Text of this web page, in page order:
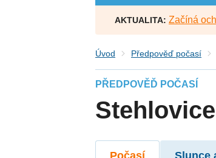
AKTUALITA: Začíná
Úvod Předpověď počasí
PŘEDPOVĚĎ POČASÍ
Stehlovice
Počasí Slunce